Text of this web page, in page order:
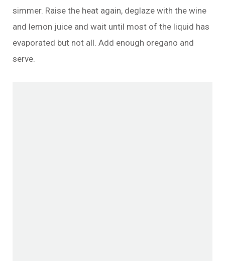
simmer. Raise the heat again, deglaze with the wine
and lemon juice and wait until most of the liquid has
evaporated but not all. Add enough oregano and
serve.